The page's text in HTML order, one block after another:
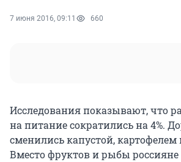
7 июня 2016, 09:11 660
Исследования показывают, что
на питание сократились на 4%.
сменились капустой,
Вместо фруктов и рыбы россияне